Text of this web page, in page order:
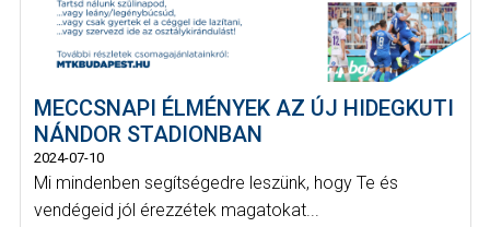
MECCSNAPI ÉLMÉNYEK AZ ÚJ HIDEGKUTI
NÁNDOR STADIONBAN
2024-07-10
Mi mindenben segítségedre leszünk, hogy Te és
vendégeid jól érezzétek magatokat...